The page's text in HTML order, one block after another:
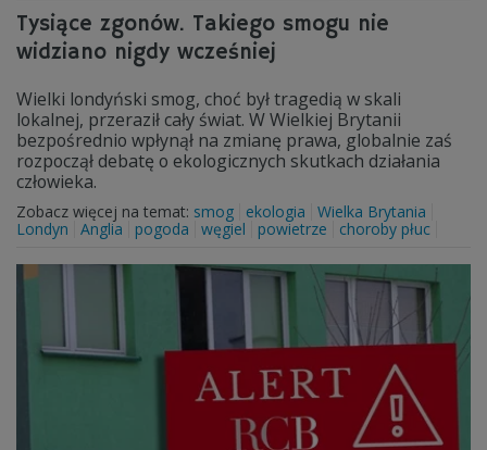
Tysiące zgonów. Takiego smogu nie
widziano nigdy wcześniej
Wielki londyński smog, choć był tragedią w skali
lokalnej, przeraził cały świat. W Wielkiej Brytanii
bezpośrednio wpłynął na zmianę prawa, globalnie zaś
rozpoczął debatę o ekologicznych skutkach działania
człowieka.
Zobacz więcej na temat: smog ekologia
Wielka Brytania
Londyn
Anglia pogoda węgiel powietrze choroby płuc